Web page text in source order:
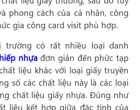
phong cách của cá nhân, công
gia công card visit phù hợp.
trường có rất nhiều loại danh
nhựađơn giản đến phức tạp
liệu khác với loại giấy truyền
số các chất liệu này là các loại
chất liệu giấy nhựa. Đúng như
liệu kết hợp giữa đặc tính của